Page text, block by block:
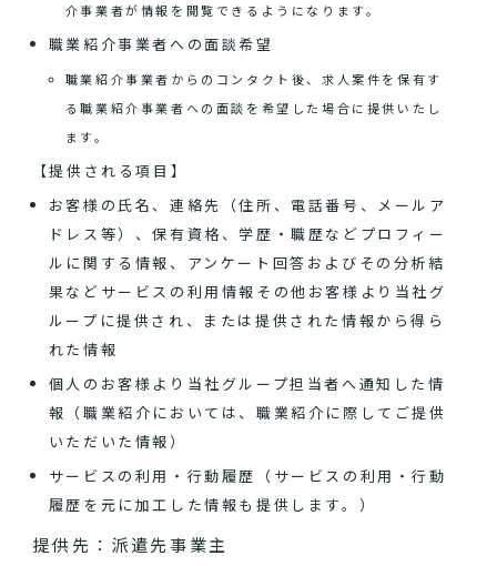
介事業者が情報を閲覧できるようになります。
職業紹介事業者への面談希望
職業紹介事業者からのコンタクト後、求人案件を保有す
る職業紹介事業者への面談を希望した場合に提供いたし
ます。
【提供される項目】
お客様の氏名、連絡先（住所、電話番号、メールア
ドレス等）、保有資格、学歴・職歴などプロフィー
ルに関する情報、アンケート回答およびその分析結
果などサービスの利用情報その他お客様より当社グ
ループに提供され、または提供された情報から得ら
れた情報
個人のお客様より当社グループ担当者へ通知した情
報（職業紹介においては、職業紹介に際してご提供
いただいた情報）
サービスの利用・行動履歴（サービスの利用・行動
履歴を元に加工した情報も提供します。）
提供先：派遣先事業主